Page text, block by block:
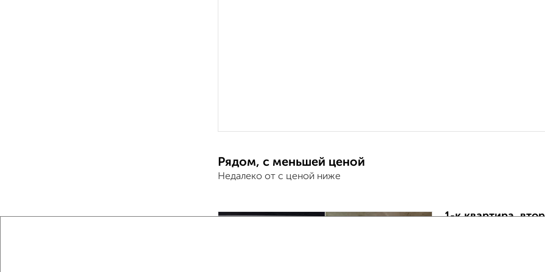
Рядом, с меньшей ценой
Недалеко от с ценой ниже
1-к квартира,